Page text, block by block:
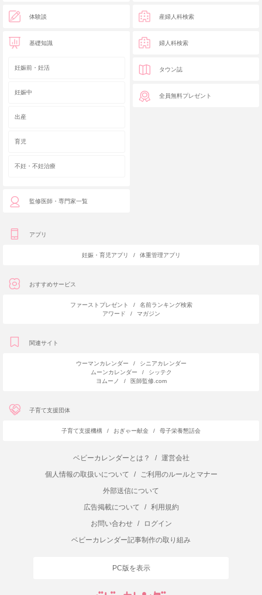
体験談
基礎知識
妊娠前・妊活
妊娠中
出産
育児
不妊・不妊治療
監修医師・専門家一覧
産婦人科検索
婦人科検索
タウン誌
全員無料プレゼント
アプリ
妊娠・育児アプリ / 体重管理アプリ
おすすめサービス
ファーストプレゼント /
名前ランキング検索
アワード
/ マガジン
関連サイト
ウーマンカレンダー /
シニアカレンダー
ムーンカレンダー
/
シッテク
ヨムーノ
/ 医師監修.com
子育て支援団体
子育て支援機構 / おぎゃー献金 / 母子栄養懇話会
ベビーカレンダーとは？ /
運営会社
個人情報の取扱いについて
/
ご利用のルールとマナー
外部送信について
広告掲載について
/
利用規約
お問い合わせ
/
ログイン
ベビーカレンダー記事制作の取り組み
PC版を表示